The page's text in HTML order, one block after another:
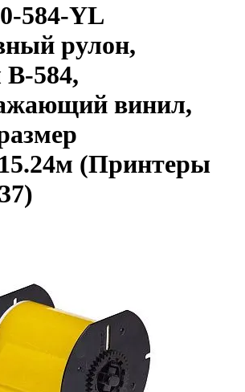
584-YL
рулон,
В-584,
винил,
(Принтеры